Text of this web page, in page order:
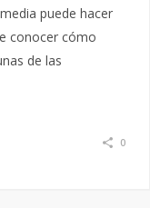
puede hacer
conocer cómo
de las
0